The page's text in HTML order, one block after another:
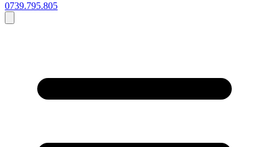
0739.795.805